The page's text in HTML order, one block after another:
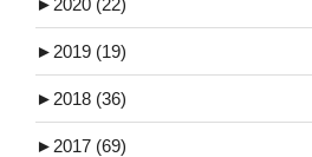
► 2019 (19)
► 2018 (36)
► 2017 (69)